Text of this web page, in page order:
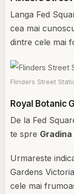
Langa Fed
cea mai
dintre cele mai
Flinders Street
Royal Botanic
De la Fed
te spre
Urmareste
Gardens
cele mai